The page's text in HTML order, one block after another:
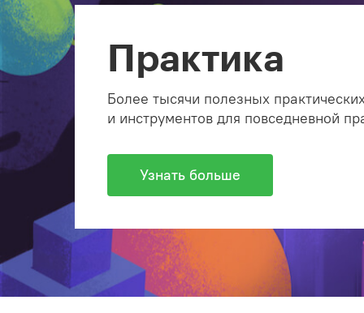
Практика
Более тысячи полезных
и инструментов для повседневной
Узнать больше